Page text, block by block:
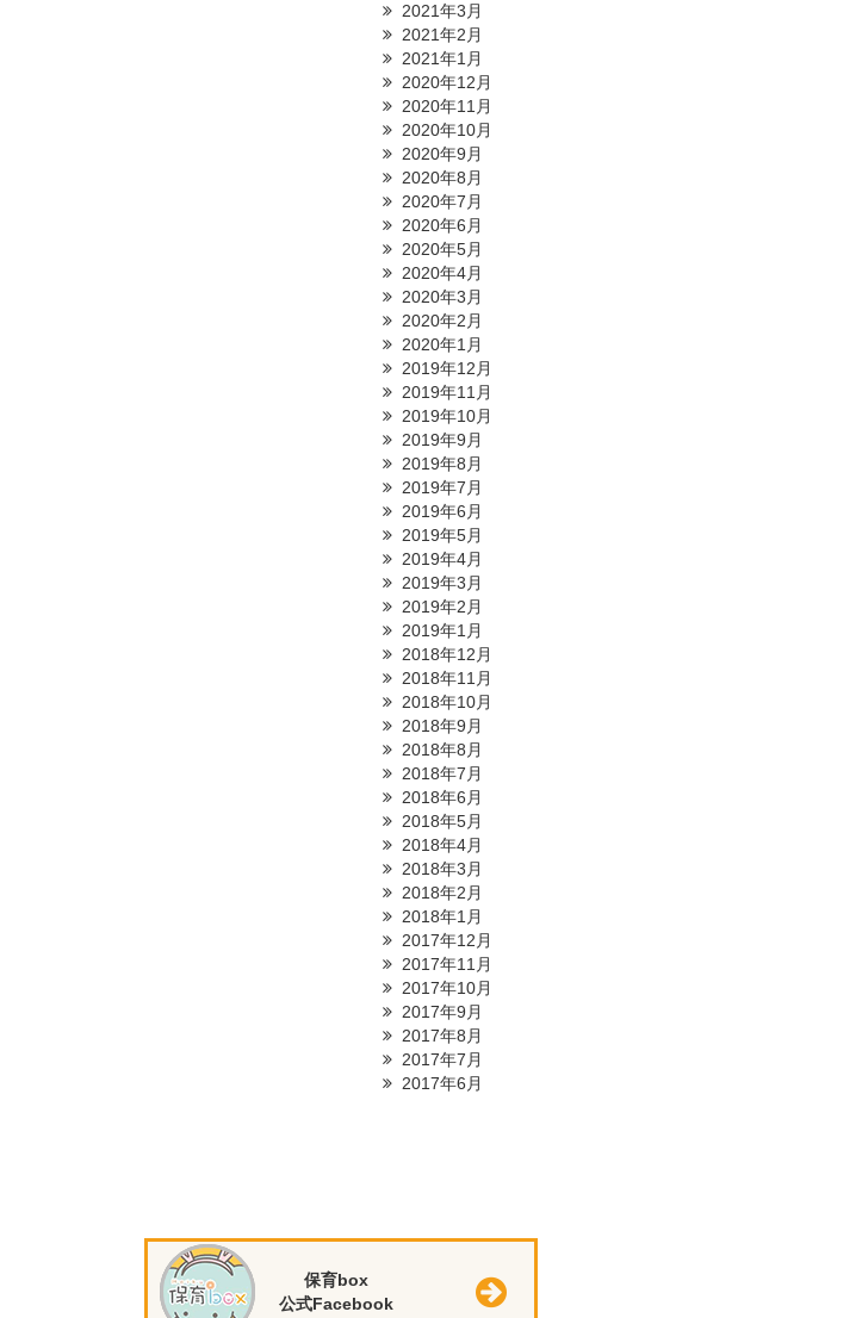
2021年3月
2021年2月
2021年1月
2020年12月
2020年11月
2020年10月
2020年9月
2020年8月
2020年7月
2020年6月
2020年5月
2020年4月
2020年3月
2020年2月
2020年1月
2019年12月
2019年11月
2019年10月
2019年9月
2019年8月
2019年7月
2019年6月
2019年5月
2019年4月
2019年3月
2019年2月
2019年1月
2018年12月
2018年11月
2018年10月
2018年9月
2018年8月
2018年7月
2018年6月
2018年5月
2018年4月
2018年3月
2018年2月
2018年1月
2017年12月
2017年11月
2017年10月
2017年9月
2017年8月
2017年7月
2017年6月
保育box
公式Facebook